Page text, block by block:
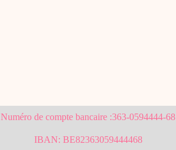
Numéro de compte bancaire :363-0594444-68
IBAN: BE82363059444468